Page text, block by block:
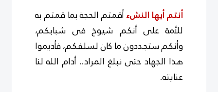
أنتم أيها النشءأقمتم الحجة بما قمتم به
للأمة على أنكم شيوخ فى شبابكم،
وأنكم ستجددون ما كان لسلفكم، فأديموا
هذا الجهاد حتى نبلغ المراد.. أدام الله لنا
عنايته.